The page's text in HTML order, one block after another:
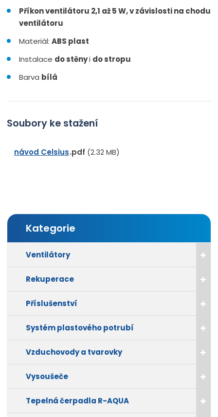
Příkon ventilátoru 2,1 až5 W, v závislosti na chodu
ventilátoru
Materiál:ABS plast
Instalace do stěnyi do stropu
Barva bílá
Soubory ke stažení
návod Celsius pdf (2.32 MB)
Kategorie
Ventilátory
Rekuperace
Příslušenství
Systém plastového potrubí
Vzduchovody a tvarovky
Vysoušeče
Tepelná čerpadla R-AQUA